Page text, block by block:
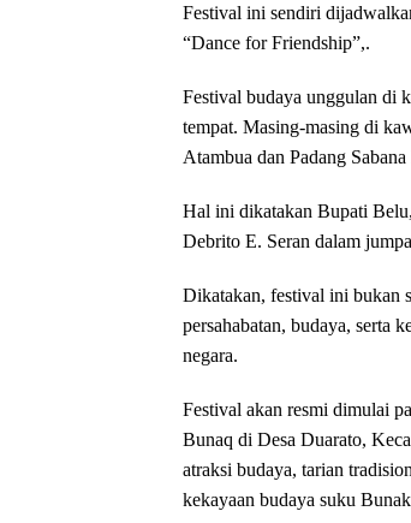
Festival ini sendiri
“Dance for Friendship”,.
Festival budaya unggulan di
tempat. Masing-masing di
Atambua dan Padang
Hal ini ​dikatakan Bupati
Debrito E. Seran dalam
Dikatakan, festival ini bukan
persahabatan, budaya, serta
negara.
​Festival akan resmi dimulai
Bunaq di Desa Duarato,
atraksi budaya, tarian
kekayaan budaya suku